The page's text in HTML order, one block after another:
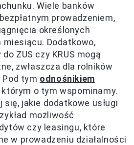
Wiele banków
prowadzeniem,
określonych
miesiącu. Dodatkowo,
ZUS czy KRUS mogą
zwłaszcza dla rolników
Pod tym odnośnikiem
o tym wspominamy.
się, jakie dodatkowe usługi
możliwość
czy leasingu, które
w prowadzeniu działalności